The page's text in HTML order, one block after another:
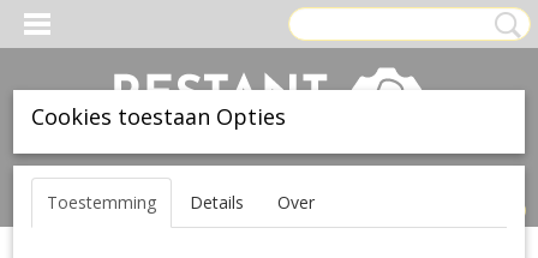
Inloggen Registreren
(0)
Cookies toestaan Opties
Toestemming Details Over